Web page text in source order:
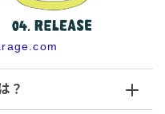
？